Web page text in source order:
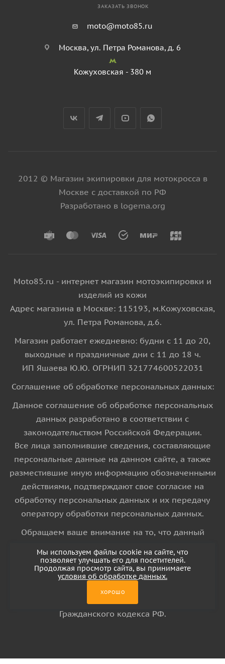
ЗАКАЗАТЬ ЗВОНОК
moto@moto85.ru
Москва, ул. Петра Романова, д. 6
Кожуховская - 380 м
2012 © Магазин экипировки для мотокросса в
Москве с доставкой по РФ
Разработано в logema.org
Moto85.ru - интернет магазин мотоэкипировки и
изделий из кожи
Адрес магазина в Москве: 115193, м.Кожуховская,
ул. Петра Романова, д.6.
Магазин работает ежедневно: будни с 11 до 20,
выходные и праздничные дни с 11 до 18 ч.
ИП Яшаева Ю.Ю. ОГРНИП 321774600522031
Соглашение об обработке персональных данных:
Данное соглашение об обработке персональных
данных разработано в соответствии с
законодательством Российской Федерации.
Все лица заполнившие сведения, составляющие
персональные данные на данном сайте, а также
разместившие иную информацию обозначенными
действиями, подтверждают свое согласие на
обработку персональных данных и их передачу
оператору обработки персональных данных.
Обращаем ваше внимание на то, что данный
информационный характер и ни при каких
условиях информационные материалы и цены,
Гражданского кодекса РФ.
Мы используем файлы cookie на сайте, что
позволяет улучшать его для посетителей.
Продолжая просмотр сайта, вы принимаете
условия об обработке данных.
ХОРОШО